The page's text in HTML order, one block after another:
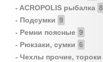
- ACROPOLIS рыбалка 8
- Подсумки 9
- Ремни поясные 9
- Рюкзаки, сумки 6
- Чехлы прочие, тороки